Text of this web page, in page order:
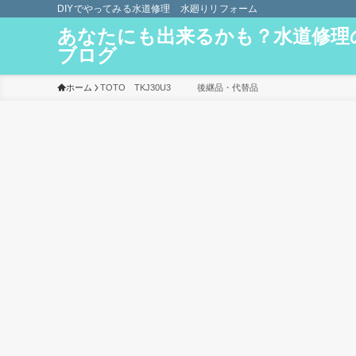
DIYでやってみる水道修理 水廻りリフォーム
あなたにも出来るかも？水道修理
ブログ
ホーム TOTO TKJ30U3 後継品・代替品